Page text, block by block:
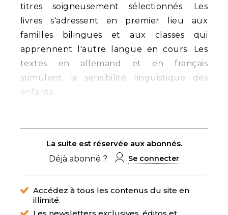
titres soigneusement sélectionnés. Les
livres s'adressent en premier lieu aux
familles bilingues et aux classes qui
apprennent l'autre langue en cours. Les
textes en allemand et en français
stimulent la sensibilité linguistique des
enfants.
La suite est réservée aux abonnés.
Déjà abonné ?
Se connecter
Accédez à tous les contenus du site en
illimité.